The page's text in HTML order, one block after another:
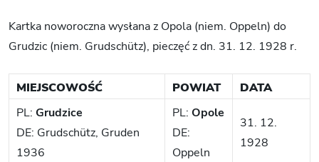
Kartka noworoczna wysłana z Opola (niem. Oppeln) do
Grudzic (niem. Grudschütz), pieczęć z dn. 31. 12. 1928 r.
MIEJSCOWOŚĆ POWIAT
DATA
PL: Grudzice
DE: Grudschütz, Gruden
1936
PL: Opole
DE:
Oppeln
31. 12.
1928